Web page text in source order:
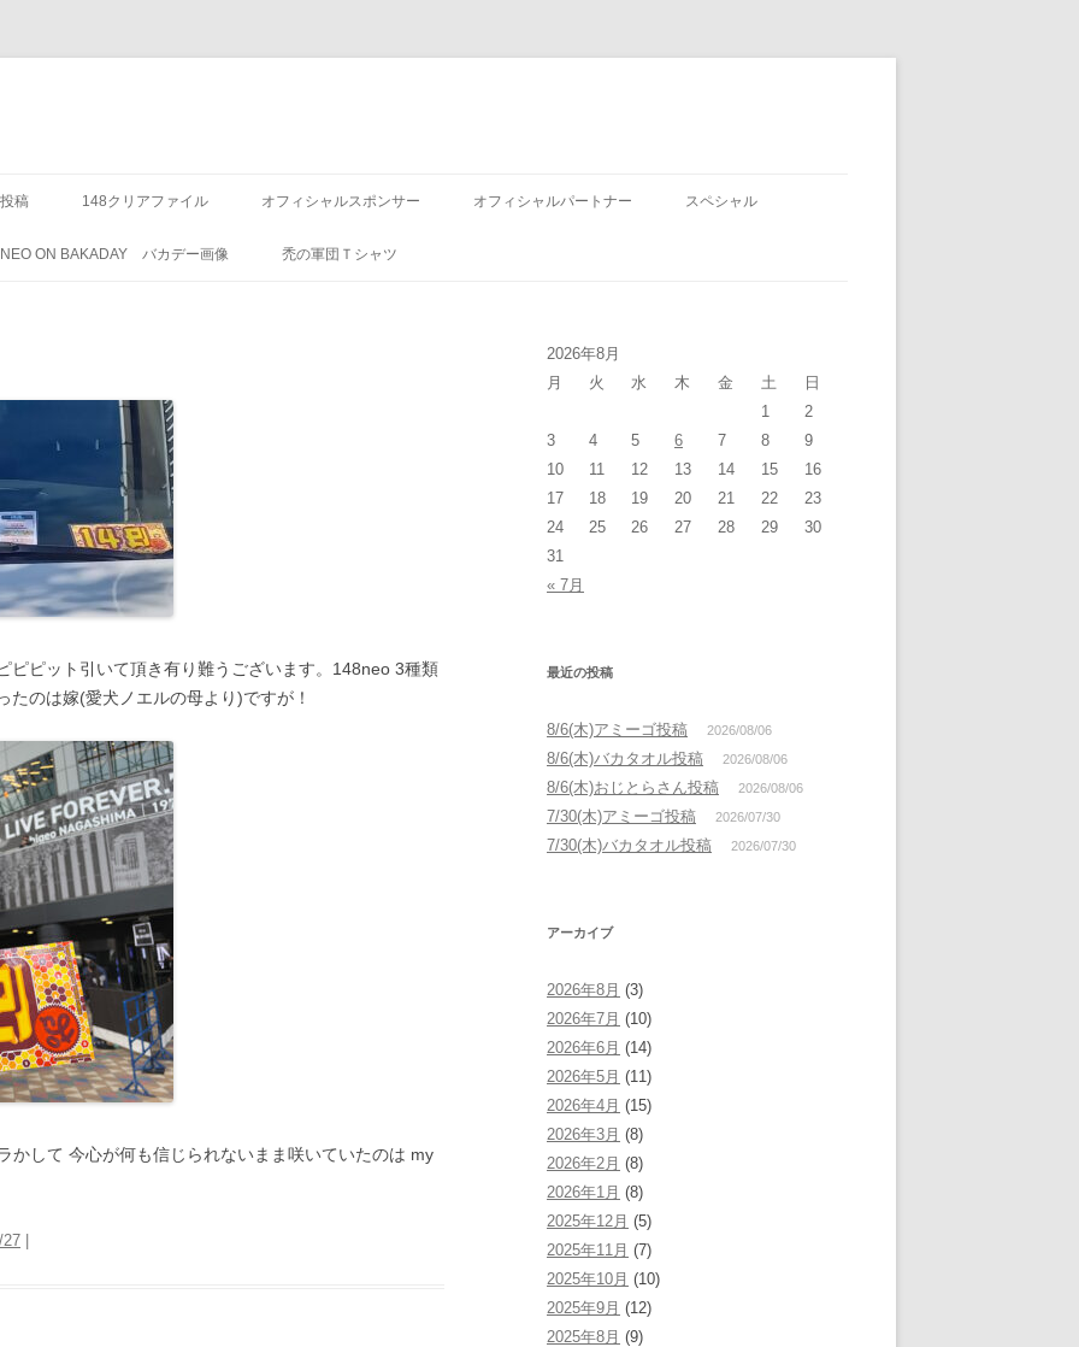
稿 148クリアファイル オフィシャルスポンサー オフィシャルパートナー スペシャル
ON BAKADAY バカデー画像 禿の軍団Ｔシャツ
ピピット引いて頂き有り難うございます。148neo 3種類
のは嫁(愛犬ノエルの母より)ですが！
かして 今心が何も信じられないまま咲いていたのは my
27
2026年8月
月
火 水 木 金 土
日
1
2
3
4 5 6 7 8
9
10
11 12 13 14 15
16
17
18 19 20 21 22
23
24
25 26 27 28 29
30
31
« 7月
最近の投稿
8/6(木)アミーゴ投稿 2026/08/06
8/6(木)バカタオル投稿 2026/08/06
8/6(木)おじとらさん投稿 2026/08/06
7/30(木)アミーゴ投稿 2026/07/30
7/30(木)バカタオル投稿 2026/07/30
アーカイブ
2026年8月 (3)
2026年7月 (10)
2026年6月 (14)
2026年5月 (11)
2026年4月 (15)
2026年3月 (8)
2026年2月 (8)
2026年1月 (8)
2025年12月 (5)
2025年11月 (7)
2025年10月 (10)
2025年9月 (12)
2025年8月 (9)